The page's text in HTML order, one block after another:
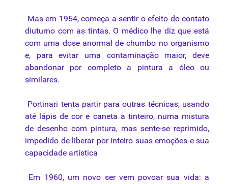
Mas em 1954, começa a sentir o efeito do contato
diuturno com as tintas. O médico lhe diz que está
com uma dose anormal de chumbo no organismo
e, para evitar uma contaminação maior, deve
abandonar por completo a pintura a óleo ou
similares.
Portinari tenta partir para outras técnicas, usando
até lápis de cor e caneta a tinteiro, numa mistura
de desenho com pintura, mas sente-se reprimido,
impedido de liberar por inteiro suas emoções e sua
capacidade artística
Em 1960, um novo ser vem povoar sua vida: a